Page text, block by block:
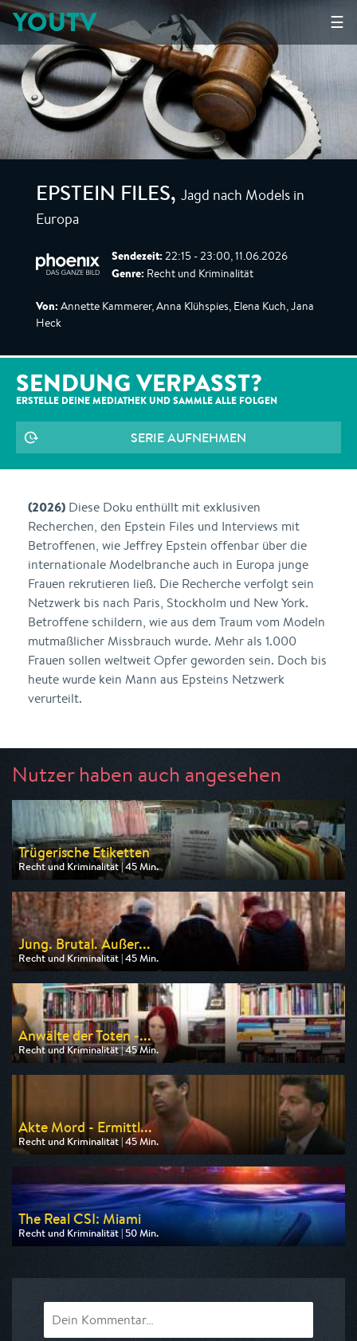
☰
YOUTV
EPSTEIN FILES, Jagd nach Models in
Europa
Sendezeit: 22:15 - 23:00, 11.06.2026
Genre: Recht und Kriminalität
Von: Annette Kammerer, Anna Klühspies, Elena Kuch, Jana
Heck
SENDUNG VERPASST?
ERSTELLE DEINE MEDIATHEK UND SAMMLE ALLE FOLGEN
SERIE AUFNEHMEN
(2026) Diese Doku enthüllt mit exklusiven
Recherchen, den Epstein Files und Interviews mit
Betroffenen, wie Jeffrey Epstein offenbar über die
internationale Modelbranche auch in Europa junge
Frauen rekrutieren ließ. Die Recherche verfolgt sein
Netzwerk bis nach Paris, Stockholm und New York.
Betroffene schildern, wie aus dem Traum vom Modeln
mutmaßlicher Missbrauch wurde. Mehr als 1.000
Frauen sollen weltweit Opfer geworden sein. Doch bis
heute wurde kein Mann aus Epsteins Netzwerk
verurteilt.
Nutzer haben auch angesehen
Trügerische Etiketten
Recht und Kriminalität | 45 Min.
Ausgestrahlt von ARD
am 09.08.2026, 13:15
Jung. Brutal. Außer...
Recht und Kriminalität | 45 Min.
Ausgestrahlt von HR
am 12.08.2026, 20:15
Anwälte der Toten -...
Recht und Kriminalität | 45 Min.
Ausgestrahlt von n-tv
am 09.08.2026, 20:15
Akte Mord - Ermittl...
Recht und Kriminalität | 45 Min.
Ausgestrahlt von n-tv
am 11.08.2026, 20:15
The Real CSI: Miami
Recht und Kriminalität | 50 Min.
Ausgestrahlt von Nitro